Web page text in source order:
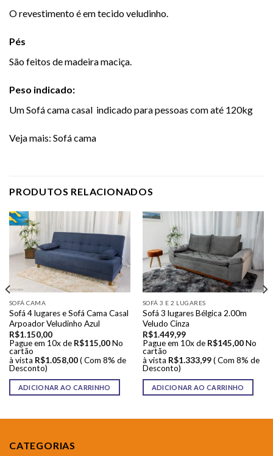
O revestimento é em tecido veludinho.
Pés
São feitos de madeira maciça.
Peso indicado:
Um Sofá cama casal indicado para pessoas com até 120kg
Veja mais: Sofá cama
PRODUTOS RELACIONADOS
SOFÁ CAMA
Sofá 4 lugares e Sofá Cama Casal
Arpoador Veludinho Azul
R$1.150,00
Pague em 10x de R$115,00 No
cartão
à vista R$1.058,00 ( Com 8% de
Desconto)
ADICIONAR AO CARRINHO
SOFÁ 3 E 2 LUGARES
Sofá 3 lugares Bélgica 2.00m
Veludo Cinza
R$1.449,99
Pague em 10x de R$145,00 No
cartão
à vista R$1.333,99 ( Com 8% de
Desconto)
ADICIONAR AO CARRINHO
CATEGORIAS